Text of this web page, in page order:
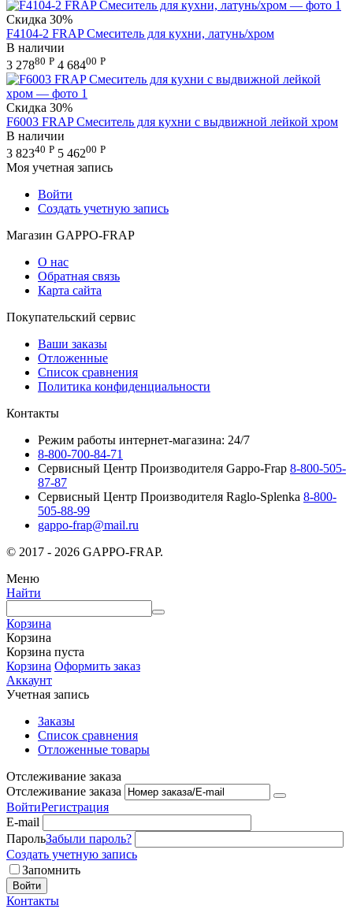
Скидка 30%
F4104-2 FRAP Смеситель для кухни, латунь/хром
В наличии
3 27880 Р 4 68400 Р
Скидка 30%
F6003 FRAP Смеситель для кухни с выдвижной лейкой хром
В наличии
3 82340 Р 5 46200 Р
Моя учетная запись
Войти
Создать учетную запись
Магазин GAPPO-FRAP
О нас
Обратная связь
Карта сайта
Покупательский сервис
Ваши заказы
Отложенные
Список сравнения
Политика конфиденциальности
Контакты
Режим работы интернет-магазина: 24/7
8-800-700-84-71
Сервисный Центр Производителя Gappo-Frap 8-800-505-
87-87
Сервисный Центр Производителя Raglo-Splenka 8-800-
505-88-99
gappo-frap@mail.ru
© 2017 - 2026 GAPPO-FRAP.
Меню
Найти
Корзина
Корзина
Корзина пуста
Корзина Оформить заказ
Аккаунт
Учетная запись
Заказы
Список сравнения
Отложенные товары
Отслеживание заказа
Отслеживание заказа
ВойтиРегистрация
E-mail
ПарольЗабыли пароль?
Создать учетную запись
Запомнить
Войти
Контакты